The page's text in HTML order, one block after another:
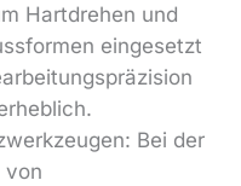
Hartdrehen und
eingesetzt
Bei der
von